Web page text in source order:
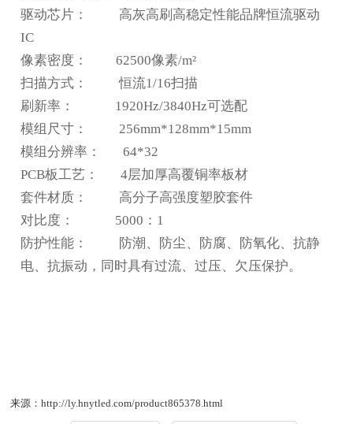
驱动芯片： 高灰高刷高稳定性能品牌恒流驱动
IC
像素密度： 62500像素/m²
扫描方式： 恒流1/16扫描
刷新率： 1920Hz/3840Hz可选配
模组尺寸： 256mm*128mm*15mm
模组分辨率： 64*32
PCB板工艺： 4层加厚高覆铜率板材
套件材质： 高分子高强度塑胶套件
对比度： 5000：1
防护性能：
防潮、防尘、防腐、防氧化、抗静
电、抗振动，同时具有过流、过压、欠压保护。
来源：http://ly.hnytled.com/product865378.html